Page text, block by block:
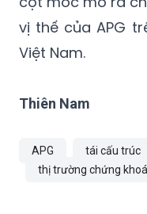
vị thế của APG
Việt Nam.
Thiên Nam
APG tái cấu trúc
thị trường chứng